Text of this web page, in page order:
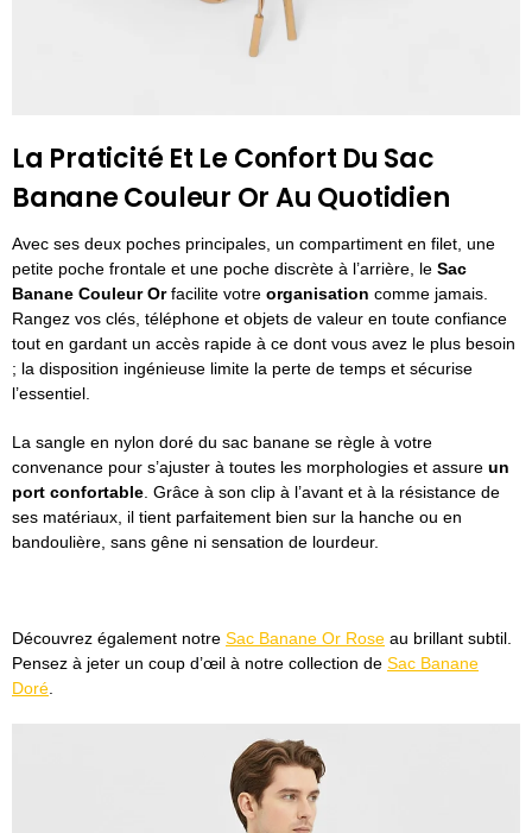
La Praticité Et Le Confort Du Sac
Banane Couleur Or Au Quotidien
Avec ses deux poches principales, un compartiment en filet, une
petite poche frontale et une poche discrète à l’arrière, le Sac
Banane Couleur Orfacilite votre organisation comme jamais.
Rangez vos clés, téléphone et objets de valeur en toute confiance
tout en gardant un accès rapide à ce dont vous avez le plus besoin
; la disposition ingénieuse limite la perte de temps et sécurise
l’essentiel.
La sangle en nylon doré du sac banane se règle à votre
convenance pour s’ajuster à toutes les morphologies et assure un
port confortable . Grâce à son clip à l’avant et à la résistance de
ses matériaux, il tient parfaitement bien sur la hanche ou en
bandoulière, sans gêne ni sensation de lourdeur.
Découvrez également notre Sac Banane Or Rose au brillant subtil.
Pensez à jeter un coup d’œil à notre collection de Sac Banane
Doré